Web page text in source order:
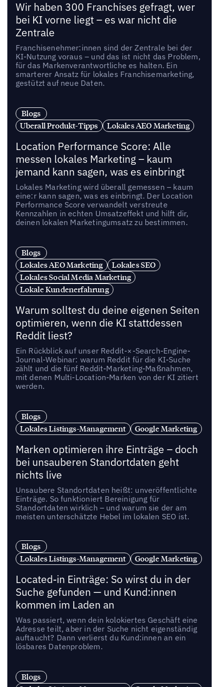
Wir haben 300 Franchises gefragt, wer
bei KI vorne liegt – es war nicht die
Zentrale
Franchisenehmer:innen sind der Zentrale bei der
KI-Nutzung voraus – und das ist nicht das Problem,
für das Markenverantwortliche es halten. Ein
smarterer Ansatz für lokales Franchisemarketing,
gestützt auf neue Daten.
Blogs
Uberall Produkt-Tipps
Lokales AEO Marketing
Location Performance Score: Alle
messen lokales Marketing – kaum
jemand kann sagen, was es einbringt
Lokales Marketing wird überall gemessen – kaum
eine:r kann sagen, was es einbringt. Der Location
Performance Score verwandelt verstreute
Kennzahlen in echten Umsatzeffekt und hilft dir,
deinen lokalen Marketingumsatz zu bestimmen.
Blogs
Lokales AEO Marketing
Lokales SEO
Lokales Social Media Marketing
Lokale Kundenerfahrung
Warum solltest du deine eigenen Seiten
optimieren, wenn die KI stattdessen
Reddit liest?
Ein Rückblick auf unser Reddit-×-Search-Engine-
Journal-Webinar: warum Reddit für die KI-Suche
zählt und die fünf Reddit-Marketing-Maßnahmen,
mit denen Multi-Location-Marken von der KI zitiert
werden.
Blogs
Lokales Listings-Management
Google Marketing
Marken optimieren ihre Einträge – doch
bei unsauberen Standortdaten geht
nichts live
Unsaubere Standortdaten heißt: unveröffentlichte
Einträge. So funktioniert Bereinigung für
Standortdaten wirklich – und warum sie der am
meisten unterschätzte Hebel im lokalen SEO ist.
Blogs
Lokales Listings-Management
Google Marketing
Located-in Einträge: So wirst du in der
Suche gefunden — und Kund:innen
kommen im Laden an
Was passiert, wenn dein kolokiertes Geschäft eine
Adresse teilt, aber in der Suche nicht eigenständig
auftaucht? Dann verlierst du Kund:innen an ein
lösbares Datenproblem.
Blogs